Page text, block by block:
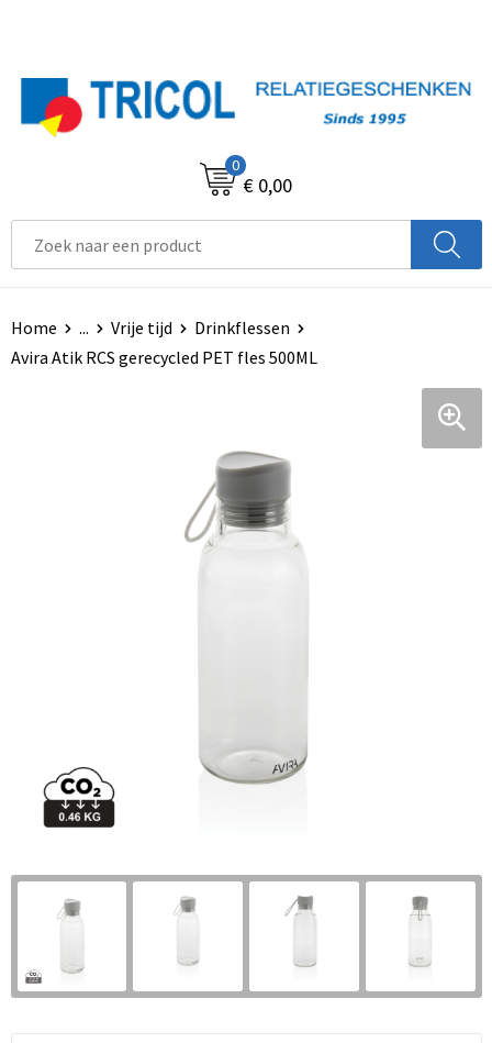
0
€ 0,00
Home ... Vrije tijd
Drinkflessen
Avira Atik RCS gerecycled PET fles 500ML